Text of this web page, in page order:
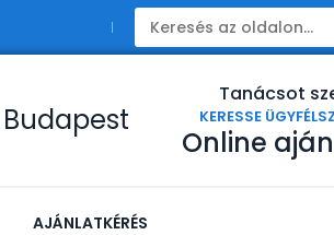
Budapest
Tanácsot
KERESSE
Online
AJÁNLATKÉRÉS